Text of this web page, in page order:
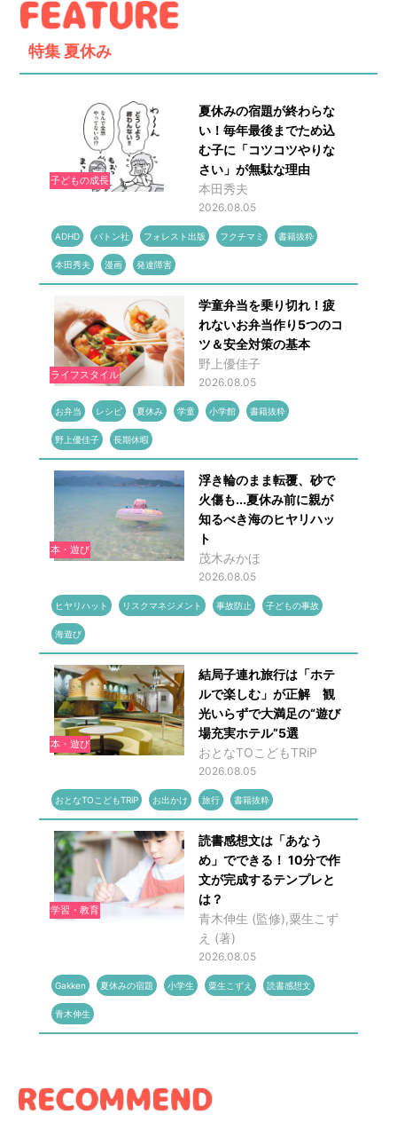
特集 夏休み
子どもの成長
夏休みの宿題が終わらな
い！毎年最後までため込
む子に「コツコツやりな
さい」が無駄な理由
本田秀夫
2026.08.05
ADHD バトン社 フォレスト出版 フクチマミ 書籍抜粋
本田秀夫 漫画 発達障害
ライフスタイル
学童弁当を乗り切れ！疲
れないお弁当作り5つのコ
ツ＆安全対策の基本
野上優佳子
2026.08.05
お弁当 レシピ 夏休み 学童 小学館 書籍抜粋
野上優佳子 長期休暇
本・遊び
浮き輪のまま転覆、砂で
火傷も...夏休み前に親が
知るべき海のヒヤリハッ
ト
茂木みかほ
2026.08.05
ヒヤリハット リスクマネジメント 事故防止 子どもの事故
海遊び
本・遊び
結局子連れ旅行は「ホテ
ルで楽しむ」が正解 観
光いらずで大満足の“遊び
場充実ホテル”5選
おとなTOこどもTRiP
2026.08.05
おとなTOこどもTRiP お出かけ 旅行 書籍抜粋
学習・教育
読書感想文は「あなう
め」でできる！ 10分で作
文が完成するテンプレと
は？
青木伸生 (監修),粟生こず
え (著)
2026.08.05
Gakken 夏休みの宿題 小学生 粟生こずえ 読書感想文
青木伸生